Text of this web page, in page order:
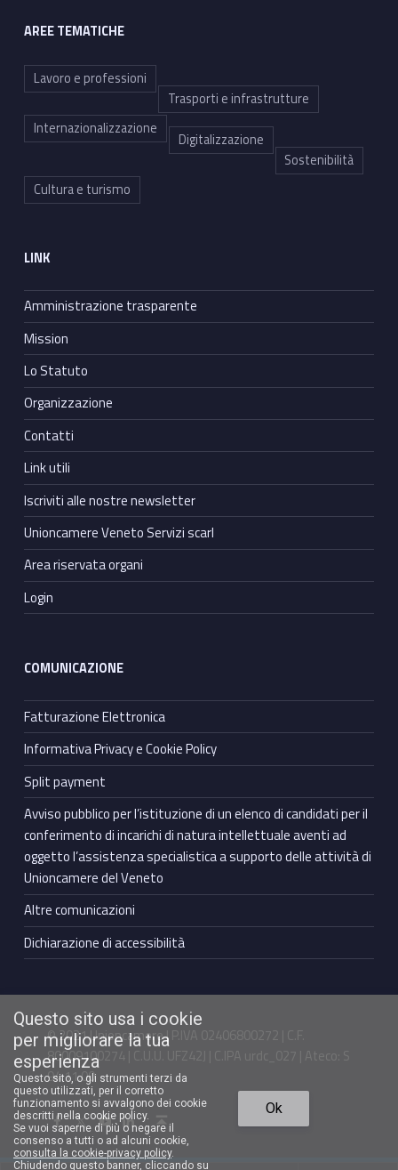
AREE TEMATICHE
Lavoro e professioni
Trasporti e infrastrutture
Internazionalizzazione
Digitalizzazione
Sostenibilità
Cultura e turismo
LINK
Amministrazione trasparente
Mission
Lo Statuto
Organizzazione
Contatti
Link utili
Iscriviti alle nostre newsletter
Unioncamere Veneto Servizi scarl
Area riservata organi
Login
COMUNICAZIONE
Fatturazione Elettronica
Informativa Privacy e Cookie Policy
Split payment
Avviso pubblico per l’istituzione di un elenco di candidati per il
conferimento di incarichi di natura intellettuale aventi ad
oggetto l’assistenza specialistica a supporto delle attività di
Unioncamere del Veneto
Altre comunicazioni
Dichiarazione di accessibilità
© 2021 Unioncamere | P.IVA 02406800272 | C.F.
80009100274 | C.U.U. UFZ42J | C.IPA urdc_027 | Ateco: S
94.11.00
Facebook Unioncamere VenetoTwitter Unioncamere VenetoYoutube Unioncamere VenetoLinkedin Unioncamere Veneto Torna in cima ↑
Questo sito usa i cookie
per migliorare la tua
esperienza
Questo sito, o gli strumenti terzi da
questo utilizzati, per il corretto
funzionamento si avvalgono dei cookie
descritti nella cookie policy.
Se vuoi saperne di più o negare il
consenso a tutti o ad alcuni cookie,
consulta la cookie-privacy policy.
Chiudendo questo banner, cliccando su
Ok